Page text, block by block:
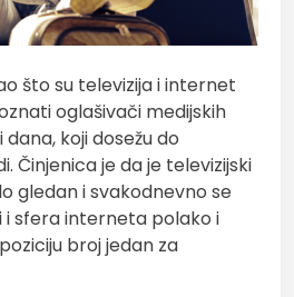
što su televizija i internet
oglašivači medijskih
koji dosežu do
Činjenica je da je televizijski
gledan i svakodnevno se
i sfera interneta polako i
broj jedan za